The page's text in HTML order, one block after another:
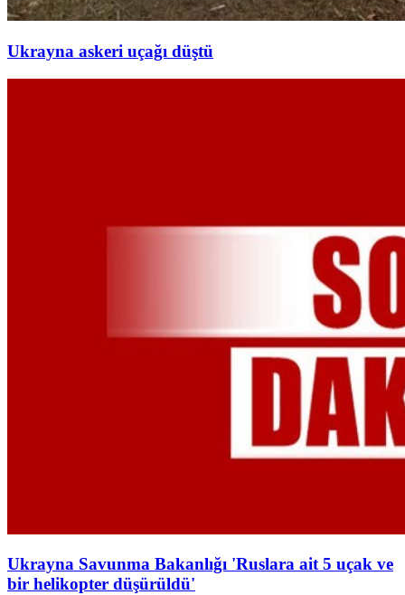
Ukrayna askeri uçağı düştü
Ukrayna Savunma Bakanlığı 'Ruslara ait 5 uçak ve
bir helikopter düşürüldü'